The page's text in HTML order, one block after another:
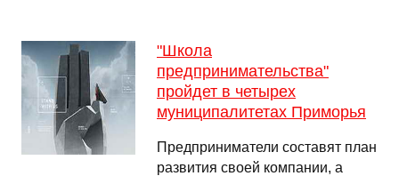
"Школа
предпринимательства"
пройдет в четырех
муниципалитетах Приморья
Предприниматели составят план
развития своей компании, а